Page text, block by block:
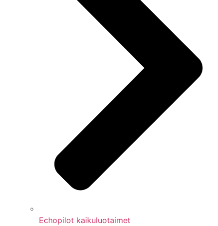
Echopilot kaikuluotaimet